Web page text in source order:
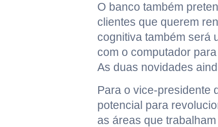
O banco também
clientes que querem
cognitiva também será
com o computador
As duas novidades
Para o vice-presidente
potencial para
as áreas que